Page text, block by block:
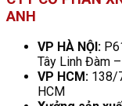
ANH
VP HÀ NỘI:
Tây Linh Đàm
VP HCM: 138/
HCM